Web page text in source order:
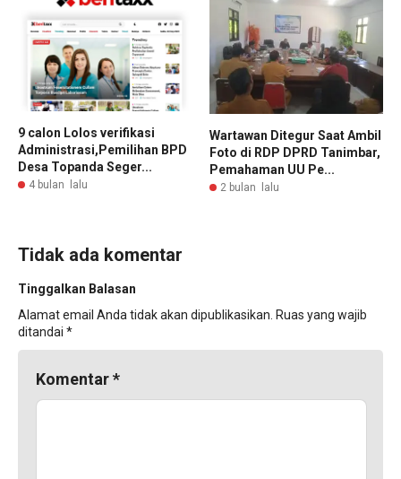
9 calon Lolos verifikasi
Administrasi,Pemilihan BPD
Desa Topanda Seger...
4 bulan lalu
Wartawan Ditegur Saat Ambil
Foto di RDP DPRD Tanimbar,
Pemahaman UU Pe...
2 bulan lalu
Tidak ada komentar
Tinggalkan Balasan
Alamat email Anda tidak akan dipublikasikan. Ruas yang wajib
ditandai *
Komentar*